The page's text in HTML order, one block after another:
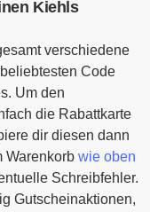
Schaue nach, ob
einlösen
festgelegt wurde.
Kategorie im
praktische
kaufen und
verschenken.
Kiehls
verschiedene
Code
Um den
die Rabattkarte
dir diesen dann
Warenkorb wie oben
Schreibfehler.
Gutscheinaktionen,